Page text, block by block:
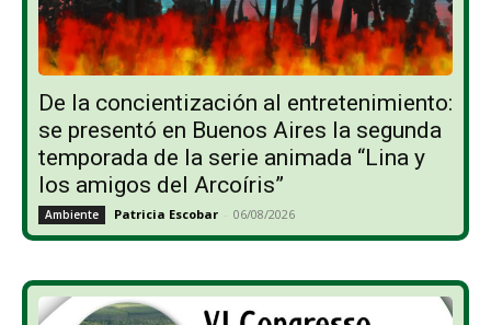
De la concientización al entretenimiento:
se presentó en Buenos Aires la segunda
temporada de la serie animada “Lina y
los amigos del Arcoíris”
Ambiente Patricia Escobar - 06/08/2026